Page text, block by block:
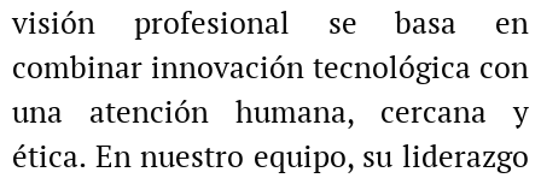
visión profesional se basa en
combinar innovación tecnológica con
una atención humana, cercana y
ética. En nuestro equipo, su liderazgo